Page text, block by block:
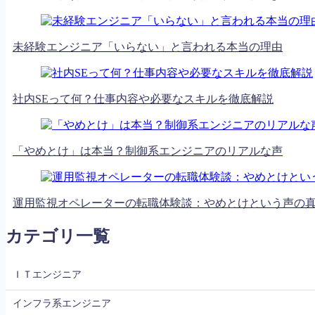
未経験エンジニア「いらない」と言われる本当の理由
社内SEって何？仕事内容や必要なスキルを徹底解説
「やめとけ」は本当？制御系エンジニアのリアルな声
運用監視オペレーターの転職体験談：やめとけという声の
カテゴリ一覧
ＩＴエンジニア
インフラ系エンジニア